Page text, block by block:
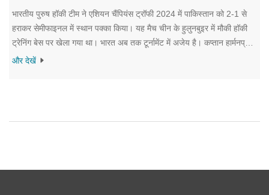
भारतीय पुरुष हॉकी टीम ने एशियन चैंपियंस ट्रॉफी 2024 में पाकिस्तान को 2-1 से
हराकर सेमीफाइनल में स्थान पक्का किया। यह मैच चीन के हुलुनबुइर में मौकी हॉकी
ट्रेनिंग बेस पर खेला गया था। भारत अब तक टूर्नामेंट में अजेय है। कप्तान हार्मनप्रीत
सिंह ने पेनल्टी कॉर्नर से दो गोल दागे, जिससे भारत की वापसी हुई। इस जीत के साथ
और देखें